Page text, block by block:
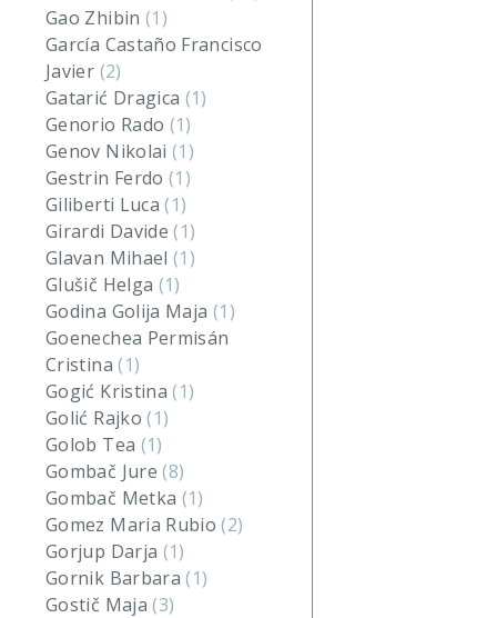
Gao Zhibin (1)
García Castaño Francisco
Javier (2)
Gatarić Dragica (1)
Genorio Rado (1)
Genov Nikolai(1)
Gestrin Ferdo(1)
Giliberti Luca(1)
Girardi Davide(1)
Glavan Mihael(1)
Glušič Helga (1)
Godina Golija Maja (1)
Goenechea Permisán
Cristina(1)
Gogić Kristina(1)
Golić Rajko(1)
Golob Tea (1)
Gombač Jure(8)
Gombač Metka (1)
Gomez Maria Rubio(2)
Gorjup Darja (1)
Gornik Barbara(1)
Gostič Maja(3)